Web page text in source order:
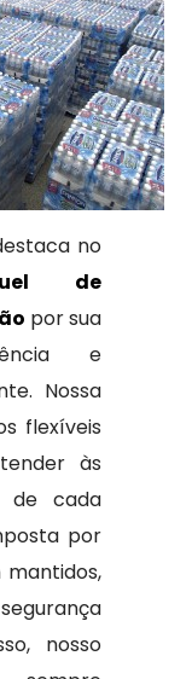
no
de
por sua
e
Nossa
flexíveis
às
de cada
por
nosso